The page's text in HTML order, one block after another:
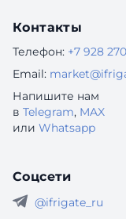
Контакты
Телефон: +7 928
Email:
Напишите нам
в Telegram, MAX
или Whatsapp
Соцсети
@ifrigate_ru